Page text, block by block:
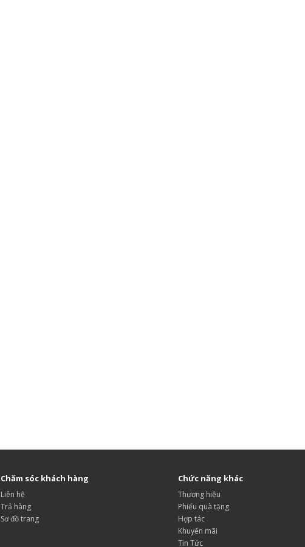
Chăm sóc khách hàng
Liên hệ
Trả hàng
Sơ đồ trang
Chức năng khác
Thương hiệu
Phiếu quà tặng
Hợp tác
Khuyến mãi
Tin Tức